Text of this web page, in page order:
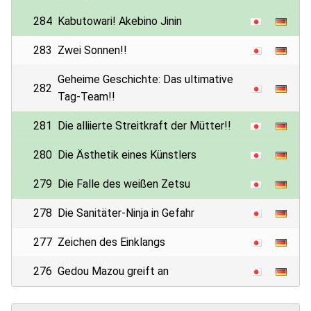
284 Kabutowari! Akebino Jinin
283 Zwei Sonnen!!
282
Geheime Geschichte: Das ultimative
Tag-Team!!
281 Die alliierte Streitkraft der Mütter!!
280 Die Ästhetik eines Künstlers
279 Die Falle des weißen Zetsu
278 Die Sanitäter-Ninja in Gefahr
277 Zeichen des Einklangs
276 Gedou Mazou greift an